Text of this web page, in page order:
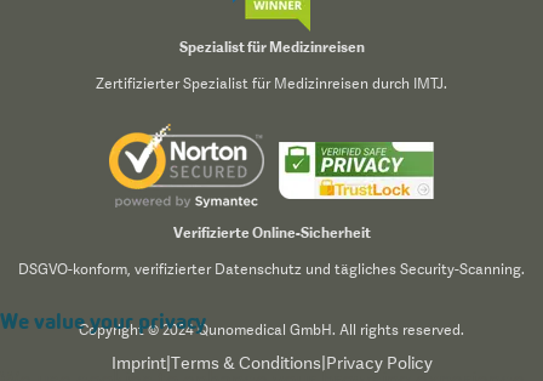
Spezialist für Medizinreisen
Zertifizierter Spezialist für Medizinreisen durch IMTJ.
Verifizierte Online-Sicherheit
DSGVO-konform, verifizierter Datenschutz und tägliches Security-Scanning.
Copyright © 2024 Qunomedical GmbH. All rights reserved.
Imprint| Terms & Conditions Privacy Policy
We value your privacy